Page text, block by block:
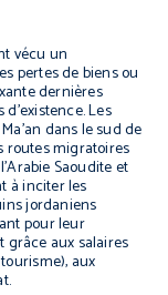
vécu un
pertes de biens ou
dernières
Les
dans le sud de
routes migratoires
Saoudite et
à inciter les
jordaniens
pour leur
grâce aux salaires
aux